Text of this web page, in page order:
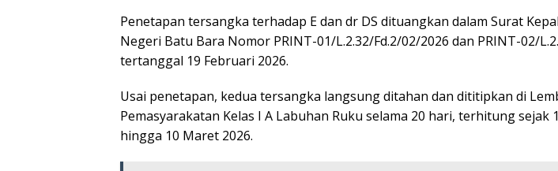
Penetapan tersangka terhadap E dan dr DS dituangkan dalam Surat
Negeri Batu Bara Nomor PRINT-01/L.2.32/Fd.2/02/2026 dan PRINT-02/
tertanggal 19 Februari 2026.
Usai penetapan, kedua tersangka langsung ditahan dan dititipkan di
Pemasyarakatan Kelas I A Labuhan Ruku selama 20 hari, terhitung sejak
hingga 10 Maret 2026.